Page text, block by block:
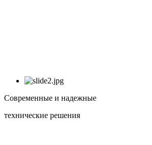
Современные и надежные
технические решения